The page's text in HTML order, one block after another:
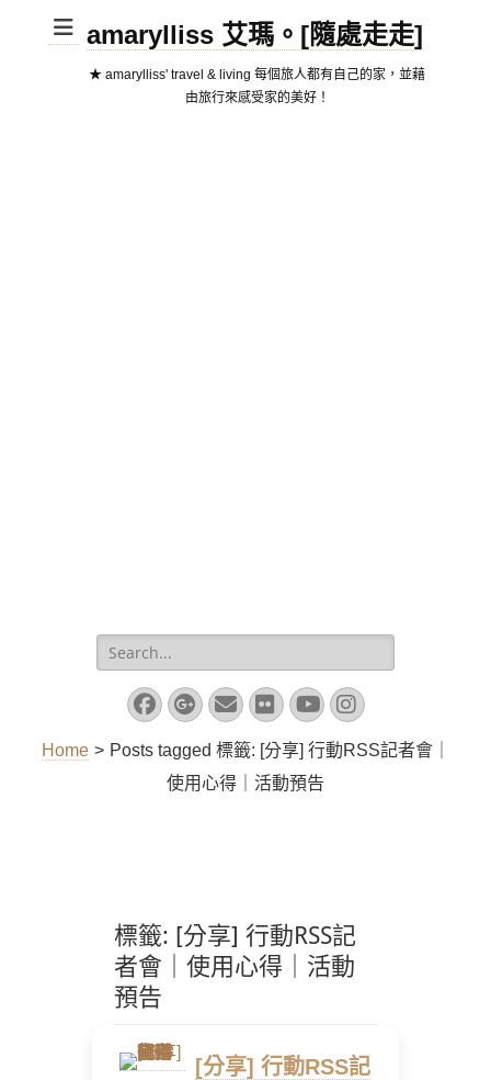
amarylliss 艾瑪。[隨處走走]
★ amarylliss' travel & living 每個旅人都有自己的家，並藉
由旅行來感受家的美好！
Search
for:
Facebook
Googleplus
EmailFlickrYouTube
Instagram
Home > Posts tagged 標籤: [分享] 行動RSS記者會｜
使用心得｜活動預告
標籤: [分享] 行動RSS記
者會｜使用心得｜活動
預告
[分享] 行動RSS記